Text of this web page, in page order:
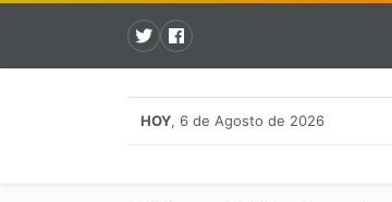
HOY, 6 de Agosto de 2026